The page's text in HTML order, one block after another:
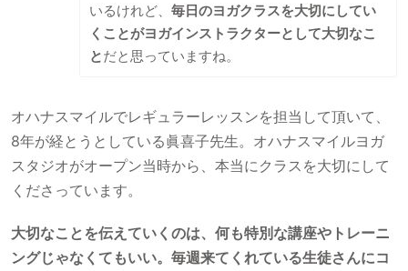
いるけれど、 毎日のヨガクラスを大切にしてい
くことがヨガインストラクターとして大切なこ
とだと思っていますね。
オハナスマイルでレギュラーレッスンを担当して頂いて、
8年が経とうとしている眞喜子先生。オハナスマイルヨガ
スタジオがオープン当時から、本当にクラスを大切にして
くださっています。
大切なことを伝えていくのは、何も特別な講座やトレーニ
ングじゃなくてもいい。毎週来てくれている生徒さんにコ